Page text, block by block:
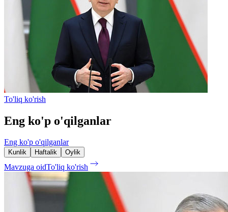
To'liq ko'rish
Eng ko'p o'qilganlar
Eng ko'p o'qilganlar
Kunlik Haftalik Oylik
Mavzuga oidTo'liq ko'rish